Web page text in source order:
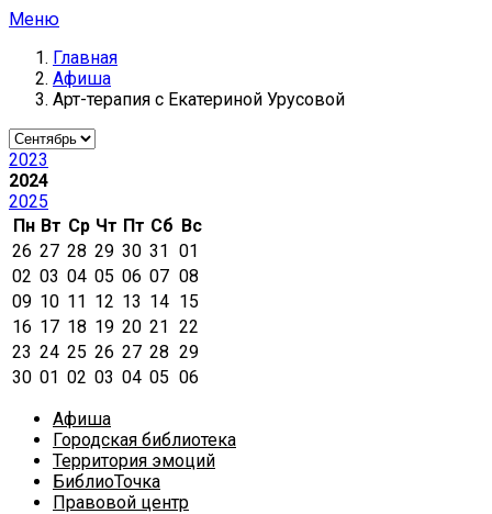
Меню
Главная
Афиша
Арт-терапия с Екатериной Урусовой
2023
2024
2025
Пн Вт Ср Чт Пт Сб Вс
26 27 28 29 30 31 01
02 03 04 05 06 07 08
09 10 11 12 13 14 15
16 17 18 19 20 21 22
23 24 25 26 27 28 29
30 01 02 03 04 05 06
Афиша
Городская библиотека
Территория эмоций
БиблиоТочка
Правовой центр